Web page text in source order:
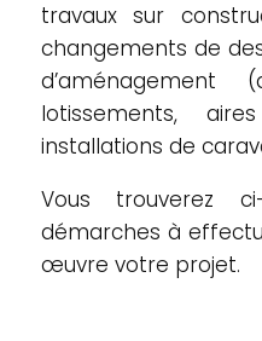
travaux sur
changements de
d’aménagement
lotissements,
installations de
Vous trouverez
démarches à
œuvre votre projet.